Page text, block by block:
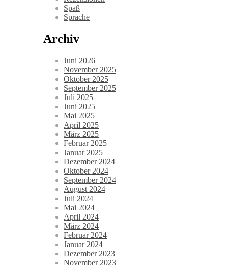
Spaß
Sprache
Archiv
Juni 2026
November 2025
Oktober 2025
September 2025
Juli 2025
Juni 2025
Mai 2025
April 2025
März 2025
Februar 2025
Januar 2025
Dezember 2024
Oktober 2024
September 2024
August 2024
Juli 2024
Mai 2024
April 2024
März 2024
Februar 2024
Januar 2024
Dezember 2023
November 2023